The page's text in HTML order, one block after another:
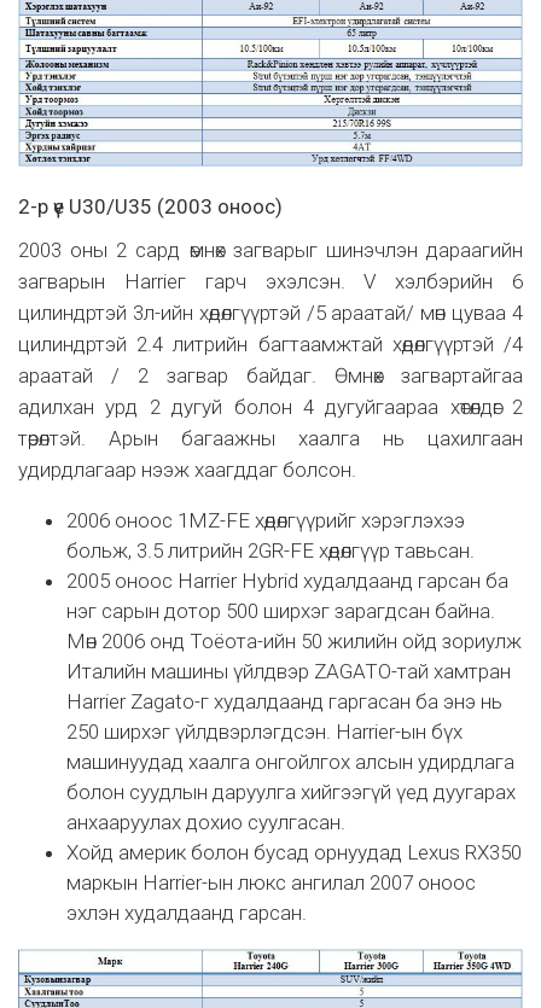
2-р үе U30/U35 (2003 оноос)
2003 оны 2 сард өмнөх загварыг шинэчлэн дараагийн
загварын Harrieг гарч эхэлсэн. V хэлбэрийн 6
цилиндртэй 3л-ийн хөдөлгүүртэй /5 араатай/ мөн цуваа 4
цилиндртэй 2.4 литрийн багтаамжтай хөдөлгүүртэй /4
араатай / 2 загвар байдаг. Өмнөх загвартайгаа
адилхан урд 2 дугуй болон 4 дугуйгаараа хөтөлдөг 2
төрөлтэй. Арын багаажны хаалга нь цахилгаан
удирдлагаар нээж хаагддаг болсон.
2006 оноос 1MZ-FE хөдөлгүүрийг хэрэглэхээ
больж, 3.5 литрийн 2GR-FE хөдөлгүүр тавьсан.
2005 оноос Harrier Hybrid худалдаанд гарсан ба
нэг сарын дотор 500 ширхэг зарагдсан байна.
Мөн 2006 онд Тоёота-ийн 50 жилийн ойд зориулж
Италийн машины үйлдвэр ZAGATO-тай хамтран
Harrier Zagato-г худалдаанд гаргасан ба энэ нь
250 ширхэг үйлдвэрлэгдсэн. Harrier-ын бүх
машинуудад хаалга онгойлгох алсын удирдлага
болон суудлын даруулга хийгээгүй үед дуугарах
анхааруулах дохио суулгасан.
Хойд америк болон бусад орнуудад Lexus RX350
маркын Harrier-ын люкс ангилал 2007 оноос
эхлэн худалдаанд гарсан.